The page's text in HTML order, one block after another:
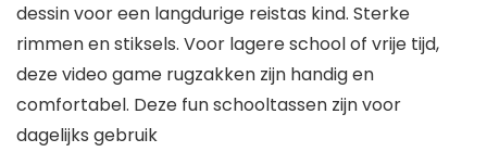
dessin voor een langdurige reistas kind. Sterke
rimmen en stiksels. Voor lagere school of vrije tijd,
deze video game rugzakken zijn handig en
comfortabel. Deze fun schooltassen zijn voor
dagelijks gebruik